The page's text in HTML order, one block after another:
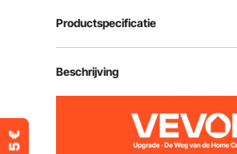
Productspecificatie
Artikelmodelnummer
Beschrijving